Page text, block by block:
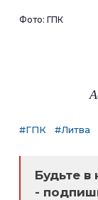
Фото: ГПК
#ГПК #Литва
Будьте в
-